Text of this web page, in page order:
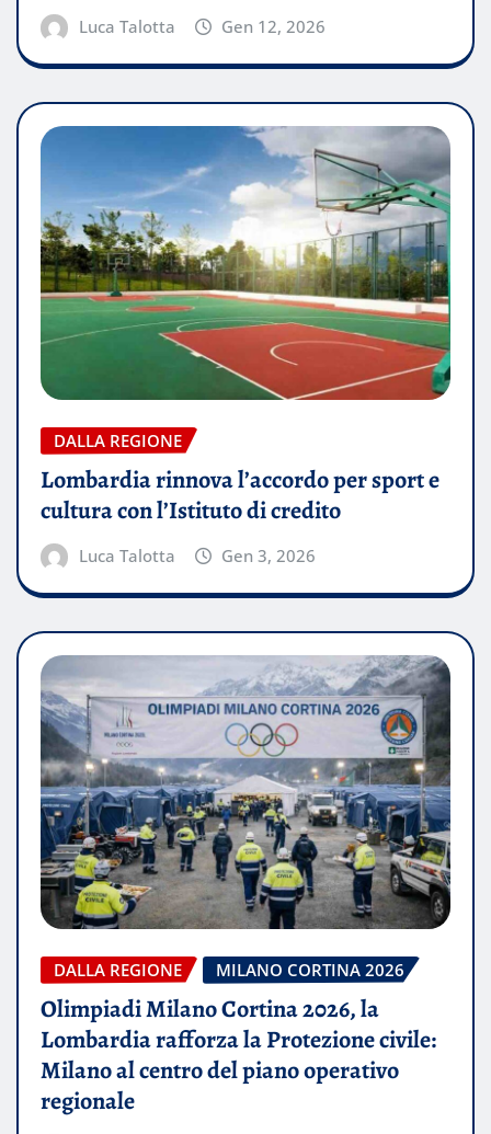
Luca Talotta Gen 12, 2026
DALLA REGIONE
Lombardia rinnova l’accordo per sport e
cultura con l’Istituto di credito
Luca Talotta Gen 3, 2026
DALLA REGIONE MILANO CORTINA 2026
Olimpiadi Milano Cortina 2026, la
Lombardia rafforza la Protezione civile:
Milano al centro del piano operativo
regionale